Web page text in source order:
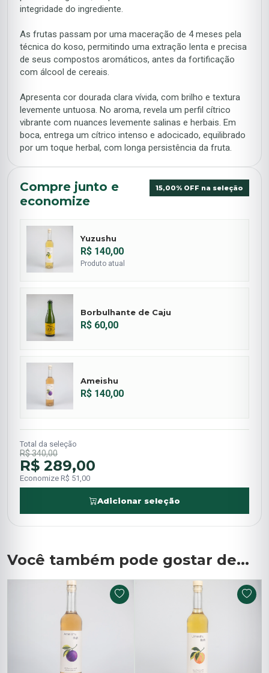
integridade do ingrediente.
As frutas passam por uma maceração de 4 meses pela
técnica do koso, permitindo uma extração lenta e precisa
de seus compostos aromáticos, antes da fortificação
com álcool de cereais.
Apresenta cor dourada clara vívida, com brilho e textura
levemente untuosa. No aroma, revela um perfil cítrico
vibrante com nuances levemente salinas e herbais. Em
boca, entrega um cítrico intenso e adocicado, equilibrado
por um toque herbal, com longa persistência da fruta.
Compre junto e
economize
15,00% OFF na seleção
Yuzushu
R$ 140,00
Produto atual
Borbulhante de Caju
R$ 60,00
Ameishu
R$ 140,00
Total da seleção
R$ 340,00
R$ 289,00
Economize R$ 51,00
Adicionar seleção
Você também pode gostar de...